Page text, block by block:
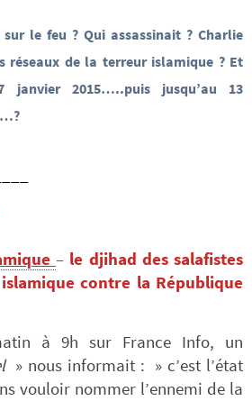
le feu ? Qui assassinait ? Charlie
réseaux de la terreur islamique ? Et
2015…..puis jusqu’au 13
– le djihad des salafistes
contre la République
à 9h sur France Info, un
» nous informait : » c’est l’état
vouloir nommer l’ennemi de la